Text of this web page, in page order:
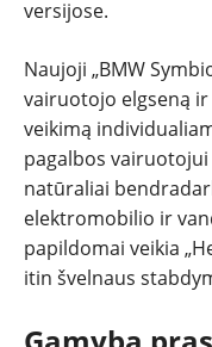
versijose.
Naujoji „BMW
vairuotojo elgseną
veikimą
pagalbos
natūraliai
elektromobilio ir
papildomai veikia
itin švelnaus